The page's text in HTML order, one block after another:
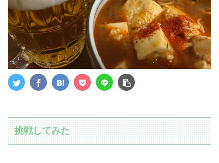
挑戦してみた